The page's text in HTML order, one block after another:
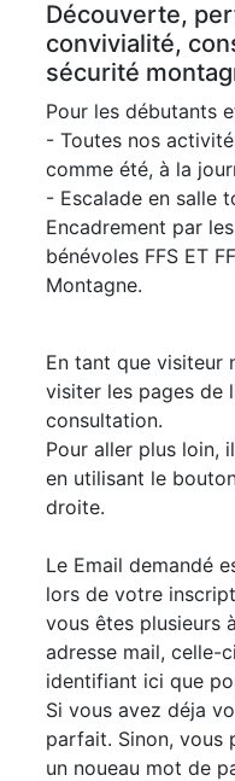
Découverte,
convivialité,
sécurité
Pour les débutants
- Toutes nos
comme été, à la
- Escalade en salle
Encadrement par
bénévoles FFS ET
Montagne.
En tant que visiteur
visiter les pages de
consultation.
Pour aller plus loin,
en utilisant le
droite.
Le Email demandé
lors de votre
vous êtes plusieurs
adresse mail, celle-
identifiant ici que
Si vous avez déja
parfait. Sinon, vous
un noueau mot de